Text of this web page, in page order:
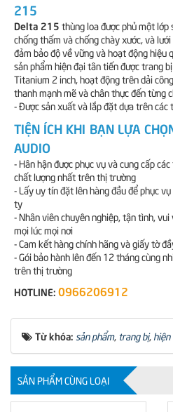
215
Delta 215 thùng loa được phủ một lớp
chống thấm và chống chày xước, và
đảm bảo độ về vững và hoạt động hiệu
sản phẩm hiện đại tân tiến được trang
Titanium 2 inch, hoạt động trên dải
thanh mạnh mẽ và chân thực đến từng
- Được sản xuất và lắp đặt dựa trên các
TIỆN ÍCH KHI BẠN LỰA
AUDIO
- Hân hận được phục vụ và cung cấp
chất lượng nhất trên thị trường
- Lấy uy tín đặt lên hàng đầu để phục
ty
- Nhân viên chuyên nghiệp, tận tình,
mọi lúc mọi nơi
- Cam kết hàng chính hãng và giấy tờ
- Gói bảo hành lên đến 12 tháng cùng
trên thị trường
HOTLINE: 0966206912
Từ khóa: sản phẩm, trang bị,
SẢN PHẨM CÙNG LOẠI